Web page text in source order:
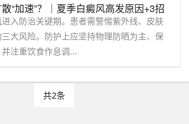
“加速”？｜夏季白癜风高发原因+3招
中科白癜风医院】科普
入防治关键期。患者需警惕紫外线、皮肤
大风险。防护上应坚持物理防晒为主、保
注重饮食作息调...
共2条